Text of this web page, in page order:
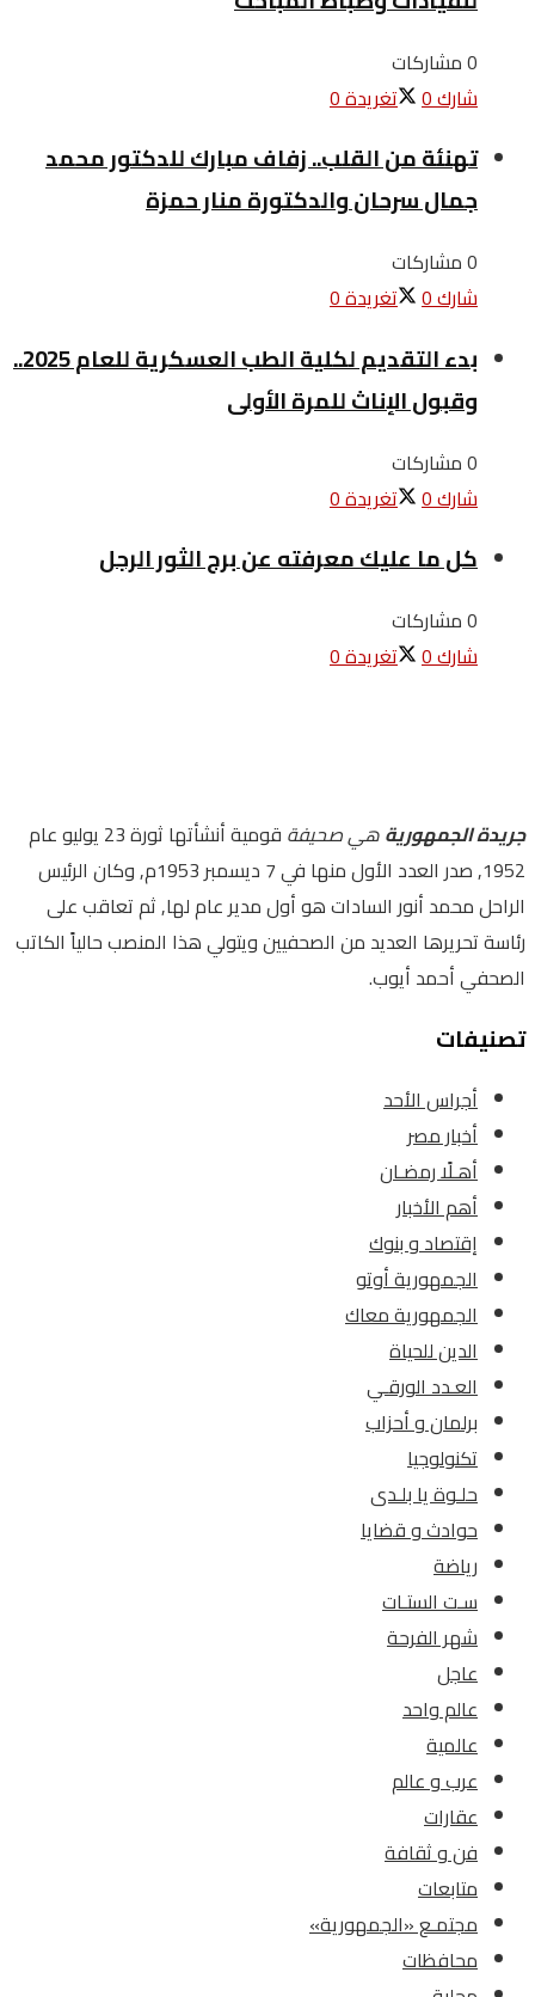
0 مشاركات
شارك0 تغريدة0
تهنئة من القلب.. زفاف مبارك للدكتور محمد
جمال سرحان والدكتورة منار حمزة
0 مشاركات
شارك0 تغريدة0
بدء التقديم لكلية الطب العسكرية للعام 2025..
وقبول الإناث للمرة الأولى
0 مشاركات
شارك0 تغريدة0
كل ما عليك معرفته عن برج الثور الرجل
0 مشاركات
شارك0 تغريدة0
جريدة الجمهوريةهي صحيفة
قومية أنشأتها ثورة 23 يوليو عام
1952, صدر العدد الأول منها في 7 ديسمبر 1953م, وكان الرئيس
الراحل محمد أنور السادات هو أول مدير عام لها, ثم تعاقب على
رئاسة تحريرها العديد من الصحفيين ويتولي هذا المنصب حالياً الكاتب
الصحفي أحمد أيوب.
تصنيفات
أجراس الأحد
أخبار مصر
أهـلًا رمضـان
أهم الأخبار
إقتصاد و بنوك
الجمهورية أوتو
الجمهورية معاك
الدين للحياة
العـدد الورقـي
برلمان و أحزاب
تكنولوجيا
حلـوة يا بلـدى
حوادث و قضايا
رياضة
سـت الستـات
شهر الفرحة
عاجل
عالم واحد
عالمية
عرب و عالم
عقارات
فن و ثقافة
متابعات
مجتمـع «الجمهورية»
محافظات